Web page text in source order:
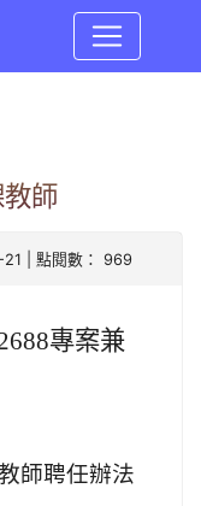
師
| 點閱數： 969
專案兼
師聘任辦法